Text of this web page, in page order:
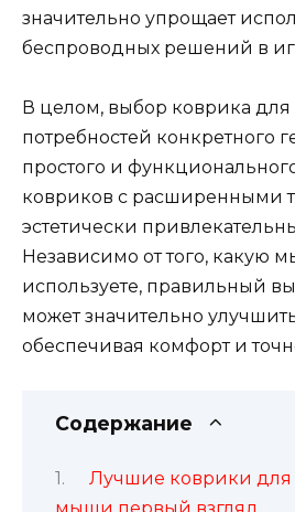
значительно упрощает
беспроводных решений в
В целом, выбор коврика
потребностей конкретного
простого и
ковриков с расширенными
эстетически
Независимо от того, какую
используете, правильный
может значительно
обеспечивая комфорт и
Содержание
Лучшие коврики для
мыши первый взгляд